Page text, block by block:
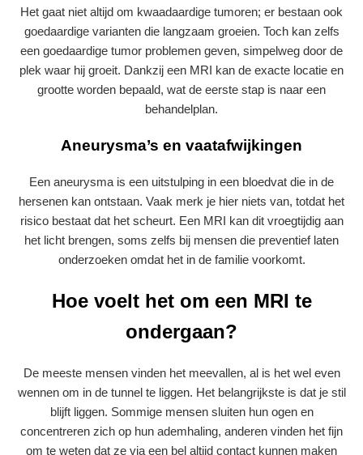
Het gaat niet altijd om kwaadaardige tumoren; er bestaan ook
goedaardige varianten die langzaam groeien. Toch kan zelfs
een goedaardige tumor problemen geven, simpelweg door de
plek waar hij groeit. Dankzij een MRI kan de exacte locatie en
grootte worden bepaald, wat de eerste stap is naar een
behandelplan.
Aneurysma’s en vaatafwijkingen
Een aneurysma is een uitstulping in een bloedvat die in de
hersenen kan ontstaan. Vaak merk je hier niets van, totdat het
risico bestaat dat het scheurt. Een MRI kan dit vroegtijdig aan
het licht brengen, soms zelfs bij mensen die preventief laten
onderzoeken omdat het in de familie voorkomt.
Hoe voelt het om een MRI te
ondergaan?
De meeste mensen vinden het meevallen, al is het wel even
wennen om in de tunnel te liggen. Het belangrijkste is dat je stil
blijft liggen. Sommige mensen sluiten hun ogen en
concentreren zich op hun ademhaling, anderen vinden het fijn
om te weten dat ze via een bel altijd contact kunnen maken